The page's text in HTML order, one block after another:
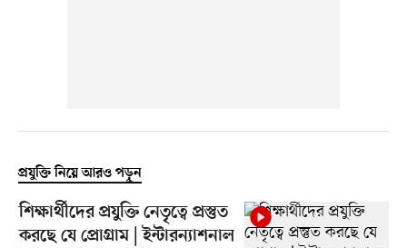
প্রযুক্তি নিয়ে আরও পড়ুন
শিক্ষার্থীদের প্রযুক্তি নেতৃত্বে প্রস্তুত
করছে যে প্রোগ্রাম | ইন্টারন্যাশনাল